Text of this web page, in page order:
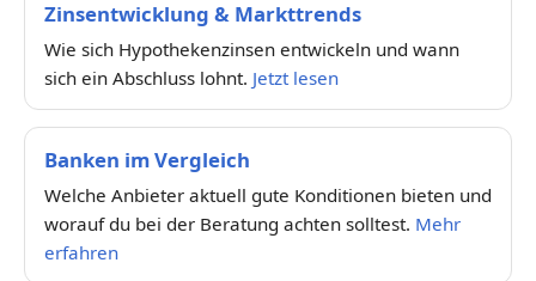
Zinsentwicklung & Markttrends
Wie sich Hypothekenzinsen entwickeln und wann
sich ein Abschluss lohnt. Jetzt lesen
Banken im Vergleich
Welche Anbieter aktuell gute Konditionen bieten und
worauf du bei der Beratung achten solltest. Mehr
erfahren